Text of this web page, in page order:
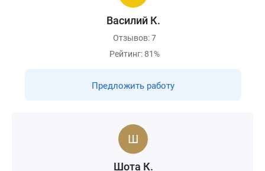
Василий К.
Отзывов: 7
Рейтинг: 81%
Предложить работу
Шота К.